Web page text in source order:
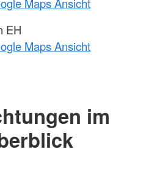
EH
Maps Ansicht
im